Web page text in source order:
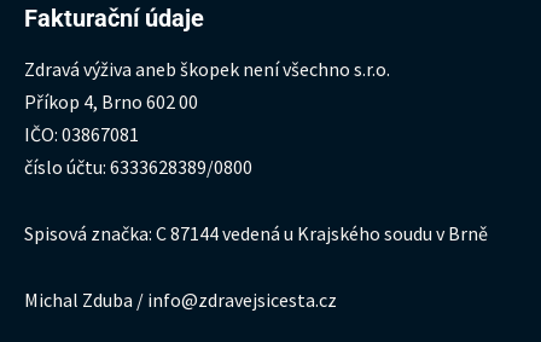
Fakturační údaje
Zdravá výživa aneb škopek není všechno s.r.o.
Příkop 4, Brno 602 00
IČO: 03867081
číslo účtu: 6333628389/0800
Spisová značka: C 87144 vedená u Krajského soudu v Brně
Michal Zduba / info@zdravejsicesta.cz